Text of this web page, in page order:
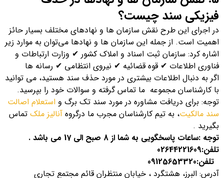
فیزیکی سند چیست؟
در اجرای این طرح نقش سازمان ها و نهادهای مختلف بسیار حائز
اهمیت است. از جمله این سازمان ها و نهادها می‌توان به موارد زیر
اشاره کرد: سازمان ثبت اسناد و املاک کشور ✔ وزارت ارتباطات و
فناوری اطلاعات ✔ قوه قضائیه ✔ نیروی انتظامی ✔ رسانه ها
اگر به دنبال اطلاعات بیشتری در مورد حذف سند هستید، می توانید
با کارشناسان مجموعه ما تماس گرفته و سوالات خود را بپرسید.
توجه: برای دریافت مشاوره در مورد سند تک برگ و استعلام اصالت
سند مالکیت، به تیم کارشناسان مجرب ما درگروه آنالیز ملک تماس
بگیرید .
توجه :ساعات پاسخگویی به شما از 8 صبح الی 17 می باشد .
تلفن:02644221609
تلفن:09125653320
آدرس: البرز، هشتگرد ، خیابان منتظران قائم مجتمع تجاری